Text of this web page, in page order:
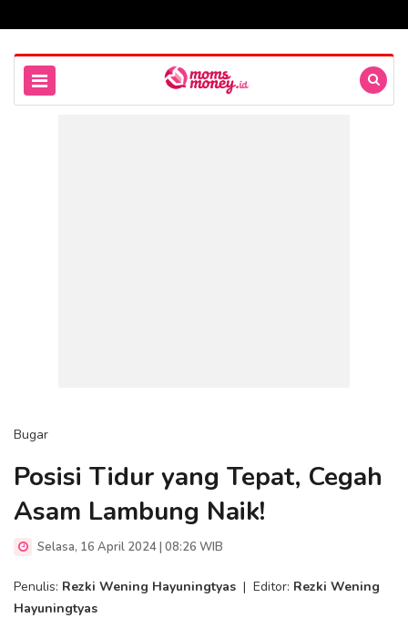
Bugar
Posisi Tidur yang Tepat, Cegah
Asam Lambung Naik!
Selasa, 16 April 2024 | 08:26 WIB
Penulis: Rezki Wening Hayuningtyas | Editor: Rezki Wening
Hayuningtyas